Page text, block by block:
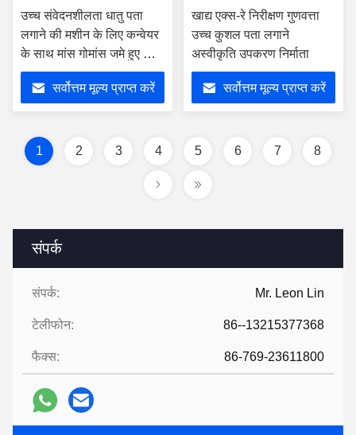
संपर्क
संपर्क: Mr. Leon Lin
टेलीफोन: 86--13215377368
फैक्स: 86-769-23611800
उच्च संवेदनशीलता धातु पता
लगाने की मशीन के लिए कन्वेयर
के साथ मांस गोमांस जमे हुए खाद्य
कारखाने निरीक्षण उपकरण
सर्वोत्तम मूल्य प्राप्त करें
खाद्य एक्स-रे निरीक्षण गुणवत्ता
उच्च कुशल पता लगाने
अस्वीकृति उपकरण निर्माता
सर्वोत्तम मूल्य प्राप्त करें
1 2 3 4 5 6 7 8